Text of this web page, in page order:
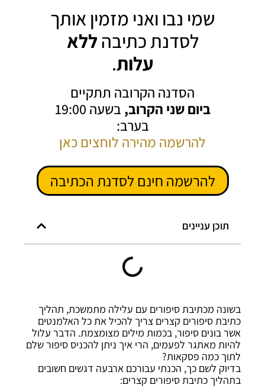
שמי נבו ואני מזמין אותך
לסדנת כתיבהללא
עלות.
הסדנה הקרובה תתקיים
ביום שני הקרוב,
בשעה 19:00
בערב:
להרשמה מהירה לוחצים כאן
להרשמה חינם לסדנת הכתיבה
תוכן עניינים
בשונה מכתיבת סיפורים עם עלילה מתמשכת, תהליך
כתיבת סיפורים קצרים צריך להכיל את כל האלמנטים
אשר בונים סיפור, בכמות מילים מצומצמת. הדבר עלול
להיות מאתגר לפעמים, הרי איך ניתן להכניס סיפור שלם
לתוך כמה פסקאות?
בדיוק לשם כך, הכנתי עבורכם ארבעה דגשים חשובים
בתהליך כתיבת סיפורים קצרים: